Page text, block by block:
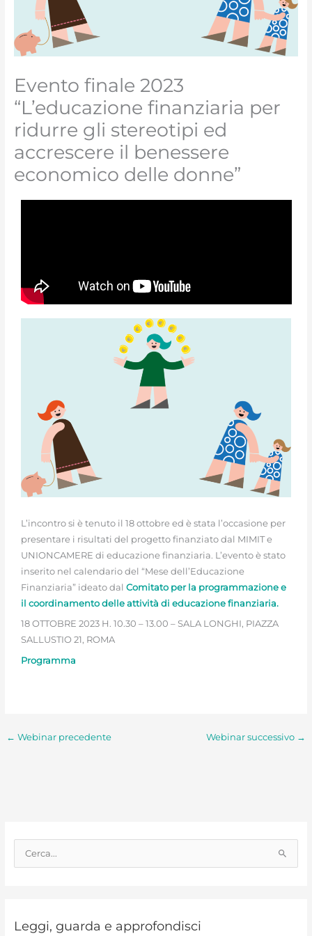
Evento finale 2023
“L’educazione finanziaria per
ridurre gli stereotipi ed
accrescere il benessere
economico delle donne”
L’incontro si è tenuto il 18 ottobre ed è stata l’occasione per
presentare i risultati del progetto finanziato dal MIMIT e
UNIONCAMERE di educazione finanziaria. L’evento è stato
inserito nel calendario del “Mese dell’Educazione
Finanziaria” ideato dal Comitato per la programmazione e
il coordinamento delle attività di educazione finanziaria.
18 OTTOBRE 2023 H. 10.30 – 13.00 – SALA LONGHI, PIAZZA
SALLUSTIO 21, ROMA
Programma
← Webinar precedente Webinar successivo →
Leggi, guarda e approfondisci